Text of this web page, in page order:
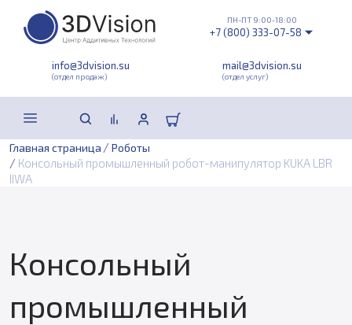
info@3dvision.su
(отдел продаж)
mail@3dvision.su
(отдел услуг)
ПН-ПТ 9:00-18:00
+7 (800) 333-07-58
Главная страница / Роботы
/ Консольный промышленный робот-манипулятор KUKA LBR
IIWA
Консольный
промышленный